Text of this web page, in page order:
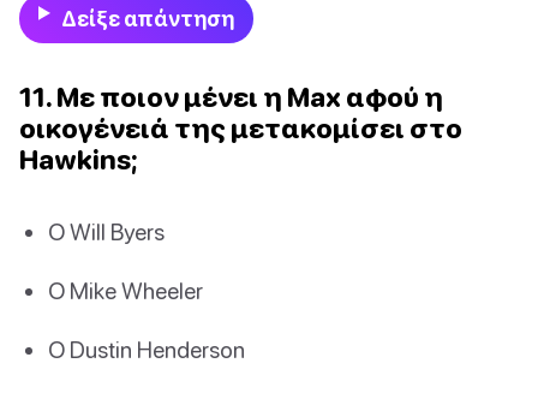
Δείξε απάντηση
11. Με ποιον μένει η Max αφού η
οικογένειά της μετακομίσει στο
Hawkins;
Ο Will Byers
Ο Mike Wheeler
Ο Dustin Henderson